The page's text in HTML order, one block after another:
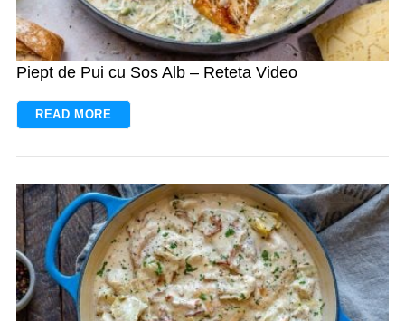
Piept de Pui cu Sos Alb – Reteta Video
READ MORE